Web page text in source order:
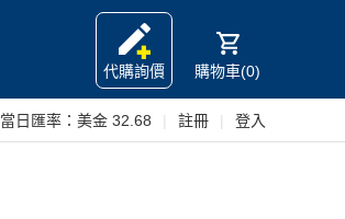
代購詢價
購物車(0)
當日匯率： 美金 32.68 註冊 登入